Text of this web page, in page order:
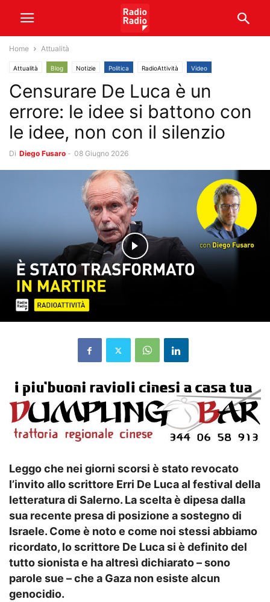
Home Attualità
Attualità Blog Notizie Politica RadioAttività Video
Censurare De Luca è un
errore: le idee si battono con
le idee, non con il silenzio
Di Diego Fusaro - 08 Giugno 2026
Leggo che nei giorni scorsi è stato revocato
l’invito allo scrittore Erri De Luca al festival della
letteratura di Salerno. La scelta è dipesa dalla
sua recente presa di posizione a sostegno di
Israele. Come è noto e come noi stessi abbiamo
ricordato, lo scrittore De Luca si è definito del
tutto sionista e ha altresì dichiarato – sono
parole sue – che a Gaza non esiste alcun
genocidio.